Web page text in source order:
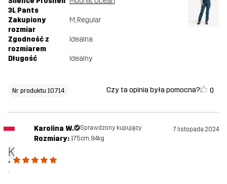
3L Pants
Zakupiony
rozmiar
M, Regular
Zgodność z
rozmiarem
Idealna
Długość Idealny
Nr produktu 10714 Czy ta opinia była pomocna? 0
K
Karolina W. Sprawdzony kupujący 7 listopada 2024
Rozmiary: 175cm, 94kg
.
.